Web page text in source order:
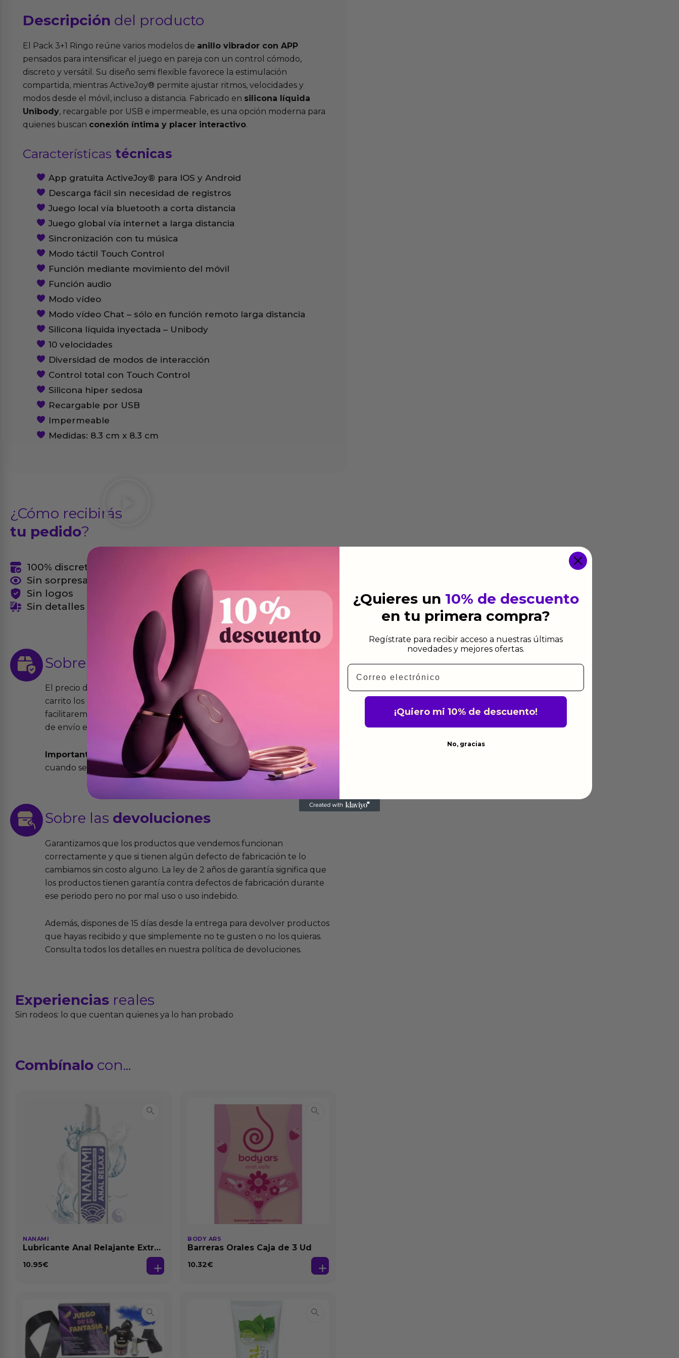
Descripción del producto
El Pack 3+1 Ringo reúne varios modelos de anillo vibrador con APP
pensados para intensificar el juego en pareja con un control cómodo,
discreto y versátil. Su diseño semi flexible favorece la estimulación
compartida, mientras ActiveJoy® permite ajustar ritmos, velocidades y
modos desde el móvil, incluso a distancia. Fabricado en silicona líquida
Unibody, recargable por USB e impermeable, es una opción moderna para
quienes buscan conexión íntima y placer interactivo.
Características técnicas
App gratuita ActiveJoy® para IOS y Android
Descarga fácil sin necesidad de registros
Juego local vía bluetooth a corta distancia
Juego global vía internet a larga distancia
Sincronización con tu música
Modo táctil Touch Control
Función mediante movimiento del móvil
Función audio
Modo vídeo
Modo vídeo Chat – sólo en función remoto larga distancia
Silicona líquida inyectada – Unibody
10 velocidades
Diversidad de modos de interacción
Control total con Touch Control
Silicona hiper sedosa
Recargable por USB
Impermeable
Medidas: 8.3 cm x 8.3 cm
¿Cómo recibirás
tu pedido?
100% discreto
Sin sorpresas
Sin logos
Sin detalles
Sobre el envío
El precio del transporte se calcula de forma automática añadiendo al
carrito los productos que desees comprar y la dirección de envio. Te
facilitaremos el precio exacto del transporte dependiendo de la agencia
de envío elegida y el modo.
Importante:
Todos los pedidos son expedidos el mismo dia siempre y
cuando se cursen antes de las 13:00 horas y en días laborables.
Sobre las devoluciones
Garantizamos que los productos que vendemos funcionan
correctamente y que si tienen algún defecto de fabricación te lo
cambiamos sin costo alguno. La ley de 2 años de garantía significa que
los productos tienen garantía contra defectos de fabricación durante
ese periodo pero no por mal uso o uso indebido.
Además, dispones de 15 días desde la entrega para devolver productos
que hayas recibido y que simplemente no te gusten o no los quieras.
Consulta todos los detalles en nuestra política de devoluciones.
Experiencias reales
Sin rodeos: lo que cuentan quienes ya lo han probado
Combínalo con...
NANAMI
Lubricante Anal Relajante Extra
10.95€
BODY ARS
Barreras Orales Caja de 3 Ud
10.32€
¿Quieres un 10% de descuento
en tu primera compra?
Regístrate para recibir acceso a nuestras últimas
novedades y mejores ofertas.
Email
¡Quiero mi 10% de descuento!
No, gracias